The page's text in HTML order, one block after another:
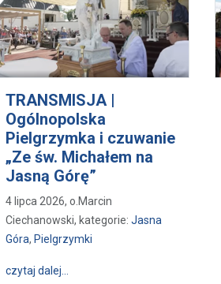
TRANSMISJA |
Ogólnopolska
Pielgrzymka i czuwanie
„Ze św. Michałem na
Jasną Górę”
4 lipca 2026, o.Marcin
Ciechanowski, kategorie: Jasna
Góra, Pielgrzymki
czytaj dalej… wpis TRANSMISJA |